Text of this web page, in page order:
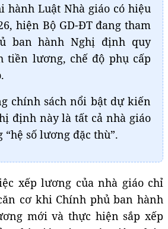
Luật Nhà giáo có hiệu
hiện Bộ GD-ĐT đang tham
ban hành Nghị định quy
tiền lương, chế độ phụ cấp
chính sách nổi bật dự kiến
định này là tất cả nhà giáo
số lương đặc thù”.
xếp lương của nhà giáo chỉ
cơ khi Chính phủ ban hành
mới và thực hiện sắp xếp